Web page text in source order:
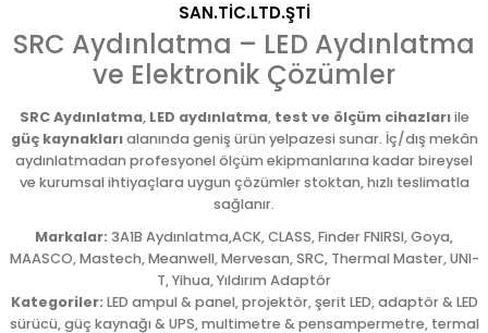
SAN.TİC.LTD.ŞTİ
SRC Aydınlatma – LED Aydınlatma
ve Elektronik Çözümler
SRC Aydınlatma, LED aydınlatma, test ve ölçüm cihazlarıile
güç kaynaklarıalanında geniş ürün yelpazesi sunar. İç/dış mekân
aydınlatmadan profesyonel ölçüm ekipmanlarına kadar bireysel
ve kurumsal ihtiyaçlara uygun çözümler stoktan, hızlı teslimatla
sağlanır.
Markalar: 3A1B Aydınlatma,ACK, CLASS, Finder FNIRSI, Goya,
MAASCO, Mastech, Meanwell, Mervesan, SRC, Thermal Master, UNI-
T, Yihua, Yıldırım Adaptör
Kategoriler: LED ampul & panel, projektör, şerit LED, adaptör & LED
sürücü, güç kaynağı & UPS, multimetre & pensampermetre, termal